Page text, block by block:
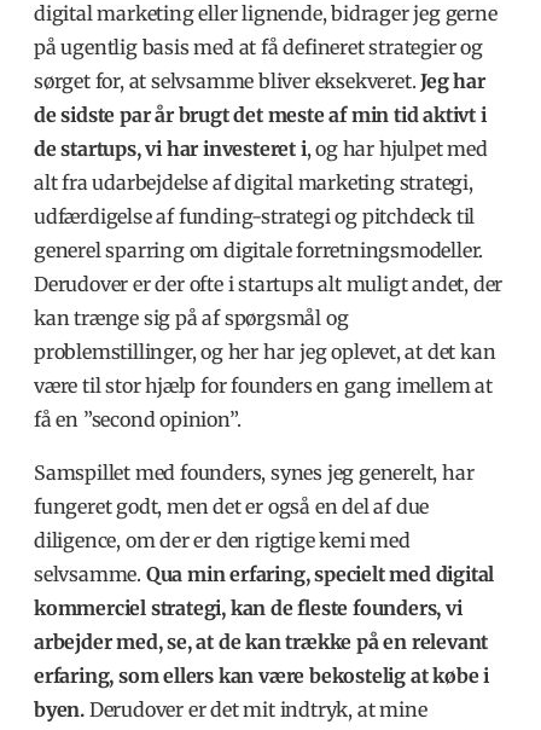
digital marketing eller lignende, bidrager jeg gerne
på ugentlig basis med at få defineret strategier og
sørget for, at selvsamme bliver eksekveret.Jeg har
de sidste par år brugt det meste af min tid aktivt i
de startups, vi har investeret i, og har hjulpet med
alt fra udarbejdelse af digital marketing strategi,
udfærdigelse af funding-strategi og pitchdeck til
generel sparring om digitale forretningsmodeller.
Derudover er der ofte i startups alt muligt andet, der
kan trænge sig på af spørgsmål og
problemstillinger, og her har jeg oplevet, at det kan
være til stor hjælp for founders en gang imellem at
få en ”second opinion”.
Samspillet med founders, synes jeg generelt, har
fungeret godt, men det er også en del af due
diligence, om der er den rigtige kemi med
selvsamme. Qua min erfaring, specielt med digital
kommerciel strategi, kan de fleste founders, vi
arbejder med, se, at de kan trække på en relevant
erfaring, som ellers kan være bekostelig at købe i
byen. Derudover er det mit indtryk, at mine